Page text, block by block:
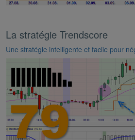
La stratégie Trendscore
Une stratégie intelligente et facile pour